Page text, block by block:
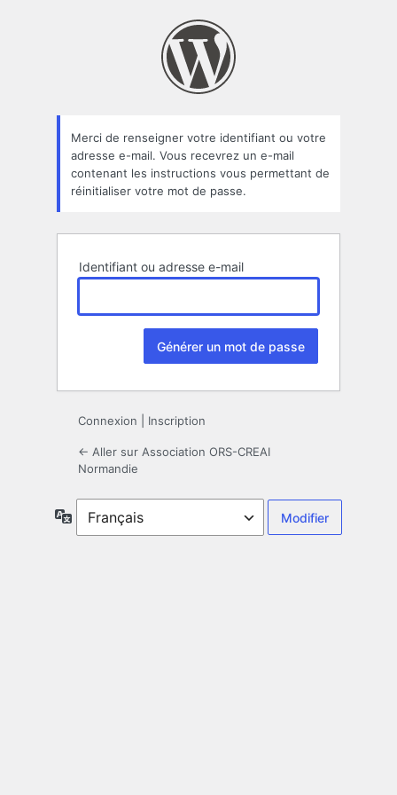
oublié
Merci de renseigner votre identifiant ou votre
adresse e-mail. Vous recevrez un e-mail
contenant les instructions vous permettant de
réinitialiser votre mot de passe.
Identifiant ou adresse e-mail
Connexion Inscription
← Aller sur Association ORS-CREAI
Normandie
Langue